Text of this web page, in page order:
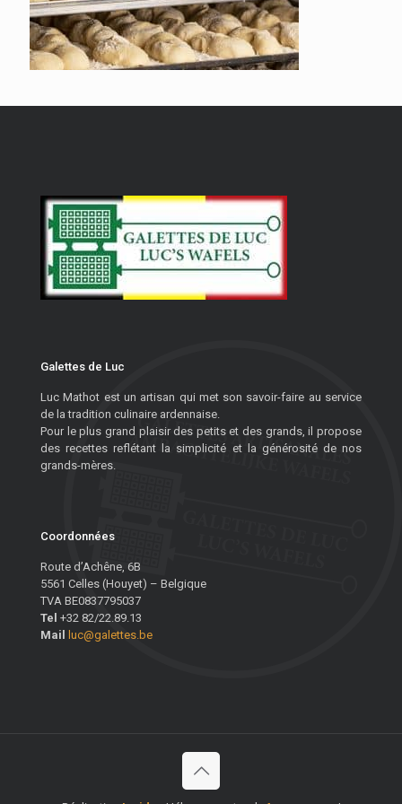
Galettes de Luc
Luc Mathot est un artisan qui met son savoir-faire au service
de la tradition culinaire ardennaise.
Pour le plus grand plaisir des petits et des grands, il propose
des recettes reflétant la simplicité et la générosité de nos
grands-mères.
Coordonnées
Route d’Achêne, 6B
5561 Celles (Houyet) – Belgique
TVA BE0837795037
Tel +32 82/22.89.13
Mail
luc@galettes.be